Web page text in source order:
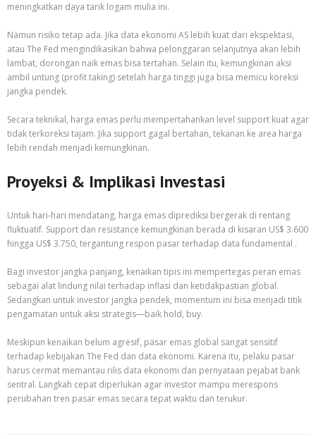
meningkatkan daya tarik logam mulia ini.
Namun risiko tetap ada. Jika data ekonomi AS lebih kuat dari ekspektasi,
atau The Fed mengindikasikan bahwa pelonggaran selanjutnya akan lebih
lambat, dorongan naik emas bisa tertahan. Selain itu, kemungkinan aksi
ambil untung (profit taking) setelah harga tinggi juga bisa memicu koreksi
jangka pendek.
Secara teknikal, harga emas perlu mempertahankan level support kuat agar
tidak terkoreksi tajam. Jika support gagal bertahan, tekanan ke area harga
lebih rendah menjadi kemungkinan.
Proyeksi & Implikasi Investasi
Untuk hari-hari mendatang, harga emas diprediksi bergerak di rentang
fluktuatif. Support dan resistance kemungkinan berada di kisaran US$ 3.600
hingga US$ 3.750, tergantung respon pasar terhadap data fundamental .
Bagi investor jangka panjang, kenaikan tipis ini mempertegas peran emas
sebagai alat lindung nilai terhadap inflasi dan ketidakpastian global.
Sedangkan untuk investor jangka pendek, momentum ini bisa menjadi titik
pengamatan untuk aksi strategis—baik hold, buy.
Meskipun kenaikan belum agresif, pasar emas global sangat sensitif
terhadap kebijakan The Fed dan data ekonomi. Karena itu, pelaku pasar
harus cermat memantau rilis data ekonomi dan pernyataan pejabat bank
sentral. Langkah cepat diperlukan agar investor mampu merespons
perubahan tren pasar emas secara tepat waktu dan terukur.